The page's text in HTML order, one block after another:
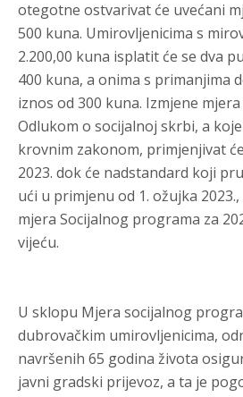
otegotne ostvarivat će uvećani
500 kuna. Umirovljenicima s
2.200,00 kuna isplatit će se dva
400 kuna, a onima s primanjima
iznos od 300 kuna. Izmjene
Odlukom o socijalnoj skrbi, a
krovnim zakonom, primjenjivat
2023. dok će nadstandard koji
ući u primjenu od 1. ožujka
mjera Socijalnog programa za
vijeću.
U sklopu Mjera socijalnog
dubrovačkim umirovljenicima,
navršenih 65 godina života
javni gradski prijevoz, a ta je